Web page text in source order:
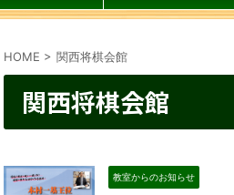
HOME > 関西将棋会館
関西将棋会館
教室からのお知らせ